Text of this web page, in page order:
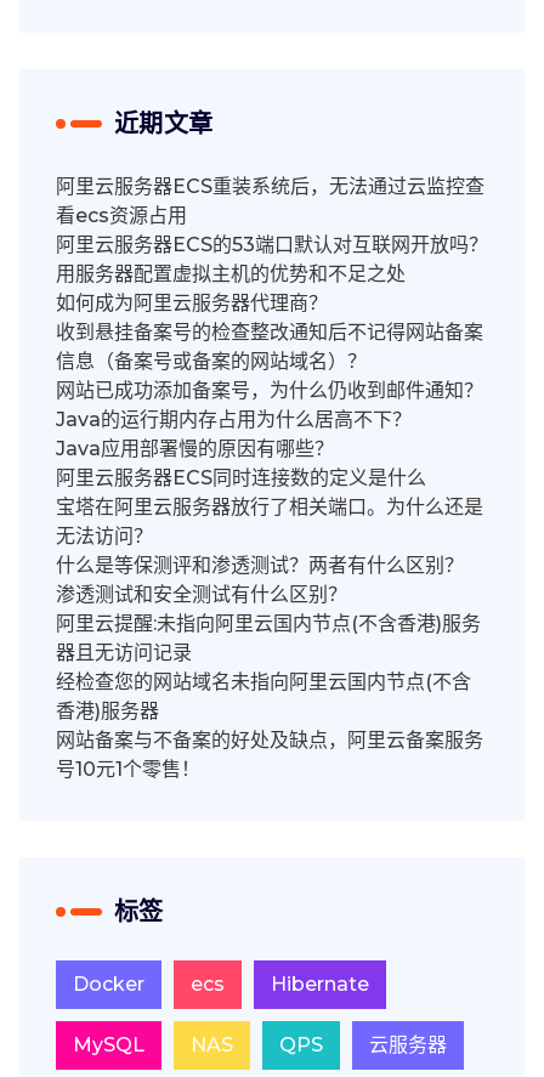
近期文章
阿里云服务器ECS重装系统后，无法通过云监控查
看ecs资源占用
阿里云服务器ECS的53端口默认对互联网开放吗？
用服务器配置虚拟主机的优势和不足之处
如何成为阿里云服务器代理商？
收到悬挂备案号的检查整改通知后不记得网站备案
信息（备案号或备案的网站域名）？
网站已成功添加备案号，为什么仍收到邮件通知？
Java的运行期内存占用为什么居高不下？
Java应用部署慢的原因有哪些？
阿里云服务器ECS同时连接数的定义是什么
宝塔在阿里云服务器放行了相关端口。为什么还是
无法访问？
什么是等保测评和渗透测试？两者有什么区别？
渗透测试和安全测试有什么区别？
阿里云提醒:未指向阿里云国内节点(不含香港)服务
器且无访问记录
经检查您的网站域名未指向阿里云国内节点(不含
香港)服务器
网站备案与不备案的好处及缺点，阿里云备案服务
号10元1个零售！
标签
Docker ecs Hibernate
MySQL NAS QPS 云服务器